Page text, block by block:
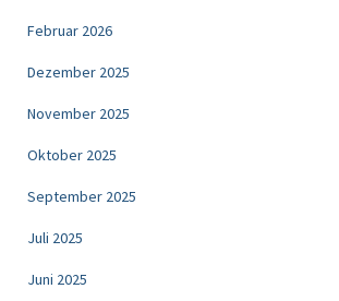
Februar 2026
Dezember 2025
November 2025
Oktober 2025
September 2025
Juli 2025
Juni 2025